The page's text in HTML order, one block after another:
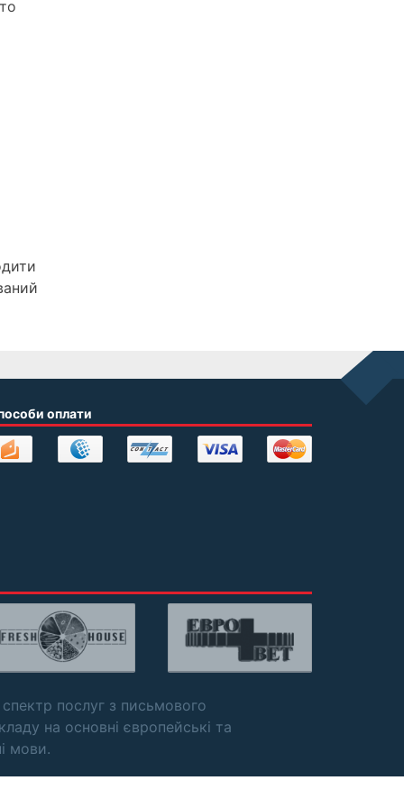
оплати
послуг з письмового
на основні європейські та
мови.